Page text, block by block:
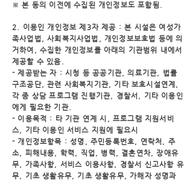
※ 본 동의 이전에 수집된 개인정보도 포함됨.
2. 이용인 개인정보 제3자 제공 : 본 시설은 여성가
족사업법, 사회복지사업법, 개인정보보호법 등에 의
거하여, 수집한 개인정보를 아래의 기관범위 내에서
제공할 수 있음.
- 제공받는 자 : 시청 등 공공기관, 의료기관, 법률
구조공단, 관련 사회복지기관, 기타 보호시설연계,
각 종 상담 프로그램 진행기관, 경찰서, 기타 이용인
에게 필요한 기관.
- 이용목적 : 타 기관 연계 시, 프로그램 지원서비
스, 기타 이용인 서비스 지원에 필요시
- 개인정보항목 : 성명, 주민등록번호, 연락처, 주
소, 피해내용, 학력, 직업, 병력, 결혼연차, 장애유
무, 가족사항, 서비스 이용사항, 경찰서 신고사항 유
무, 기초 생활유무, 기초 생활유무, 가해자 성명과